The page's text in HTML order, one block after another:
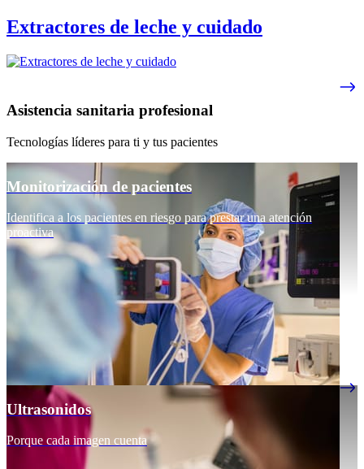
Extractores de leche y cuidado
Asistencia sanitaria profesional
Tecnologías líderes para ti y tus pacientes
Monitorización de pacientes
Identifica a los pacientes en riesgo para prestar una atención
proactiva
Ultrasonidos
Porque cada imagen cuenta